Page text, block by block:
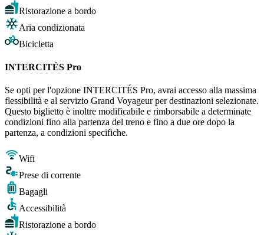
Ristorazione a bordo
Aria condizionata
Bicicletta
INTERCITÉS Pro
Se opti per l'opzione INTERCITÉS Pro, avrai accesso alla massima
flessibilità e al servizio Grand Voyageur per destinazioni selezionate.
Questo biglietto è inoltre modificabile e rimborsabile a determinate
condizioni fino alla partenza del treno e fino a due ore dopo la
partenza, a condizioni specifiche.
Wifi
Prese di corrente
Bagagli
Accessibilità
Ristorazione a bordo